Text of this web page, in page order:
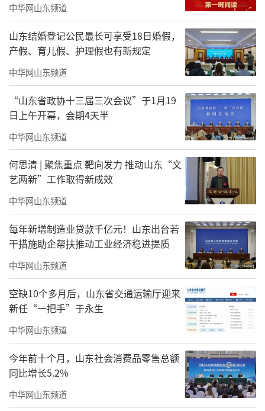
中医药茶饮的热潮突然袭来，中药版酸梅汤成
为“顶流网红”，后又有年轻人火速加入“晚
趴局”，挤满中医院夜间门诊的推拿科，民众
对中医药的认可程度以及中医药文化自信都达
到了前所未有的高度。
7月15日，2024年入伏首日，记者走访了济
南市几家中医医院，亲眼见证了“三伏贴”养
生到底有多火爆。据山东中医药大学附属医院
主任医师樊冰介绍，“三伏贴”不仅受到中老
年人的推崇，还有很多的年轻人甚至是小孩子
也加入进来。
中医药文化能绵延至今，满足不同时代的
需求，在于其深厚的传统文化内核能不断适应
时代发展，满足个性化健康生活需求，让一代
又一代的中国人保持对中医药的热爱。今年2
月，国家卫生健康委等部门联合印发《关于进
一步加强新时代卫生健康文化建设的意见》，
就传承发展中医药文化明确提出，推动中医药
文化加快从内容供给向产品供给转化。医院和
商家将中医药元素结合年轻人的喜好推陈出
中华网山东频道
山东结婚登记公民最长可享受18日婚假，
产假、育儿假、护理假也有新规定
中华网山东频道
“山东省政协十三届三次会议”于1月19
日上午开幕，会期4天半
中华网山东频道
何思清 | 聚焦重点 靶向发力 推动山东“文
艺两新”工作取得新成效
中华网山东频道
每年新增制造业贷款千亿元！山东出台若
干措施助企帮扶推动工业经济稳进提质
中华网山东频道
空缺10个多月后，山东省交通运输厅迎来
新任“一把手”于永生
中华网山东频道
今年前十个月，山东社会消费品零售总额
同比增长5.2%
中华网山东频道